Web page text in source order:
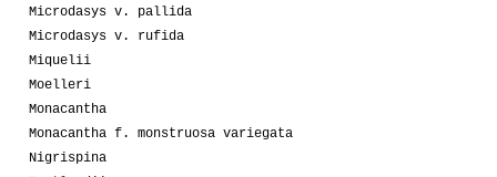
Microdasys v. pallida
Microdasys v. rufida
Miquelii
Moelleri
Monacantha
Monacantha f. monstruosa variegata
Nigrispina